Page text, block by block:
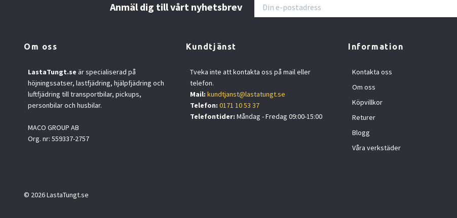
Anmäl dig till vårt nyhetsbrev
Om oss
LastaTungt.se är specialiserad på
höjningssatser, lastfjädring, hjälpfjädring och
luftfjädring till transportbilar, pickups,
personbilar och husbilar.
MACO GROUP AB
Org. nr: 559337-2757
Kundtjänst
Tveka inte att kontakta oss på mail eller
telefon.
Mail: kundtjanst@lastatungt.se
Telefon: 0171 10 53 37
Telefontider: Måndag - Fredag 09:00-15:00
Information
Kontakta oss
Om oss
Köpvillkor
Returer
Blogg
Våra verkstäder
© 2026 LastaTungt.se